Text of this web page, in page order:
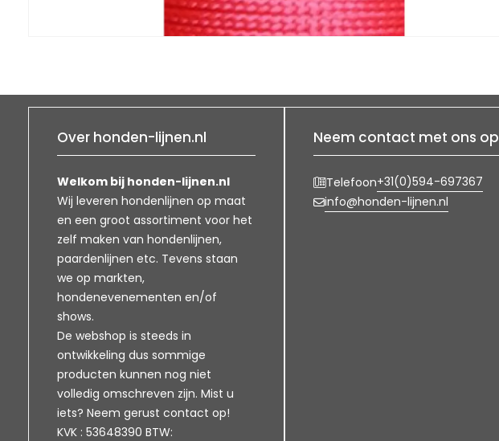
Over honden-lijnen.nl
Welkom bij honden-lijnen.nl
Wij leveren hondenlijnen op maat
en een groot assortiment voor het
zelf maken van hondenlijnen,
paardenlijnen etc. Tevens staan
we op markten,
hondenevenementen en/of
shows.
De webshop is steeds in
ontwikkeling dus sommige
producten kunnen nog niet
volledig omschreven zijn. Mist u
iets? Neem gerust contact op!
KVK : 53648390 BTW:
Neem contact met ons op
Telefoon+31(0)594-697367
info@honden-lijnen.nl